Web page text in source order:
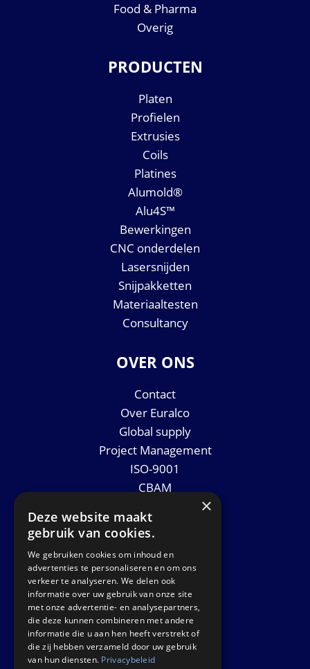
Food & Pharma
Overig
PRODUCTEN
Platen
Profielen
Extrusies
Coils
Platines
Alumold®
Alu4S™
Bewerkingen
CNC onderdelen
Lasersnijden
Snijpakketten
Materiaaltesten
Consultancy
OVER ONS
Contact
Over Euralco
Global supply
Project Management
ISO-9001
CBAM
Nieuws
GET IN TOUCH
Euralco Europe B.V.
Zinkstraat 24 - E9451
4823 AD Breda
The Netherlands
×
Deze website maakt
gebruik van cookies.
We gebruiken cookies om inhoud en
advertenties te personaliseren en om ons
verkeer te analyseren. We delen ook
informatie over uw gebruik van onze site
met onze advertentie- en analysepartners,
die deze kunnen combineren met andere
informatie die u aan hen heeft verstrekt of
die zij hebben verzameld door uw gebruik
van hun diensten. Privacybeleid